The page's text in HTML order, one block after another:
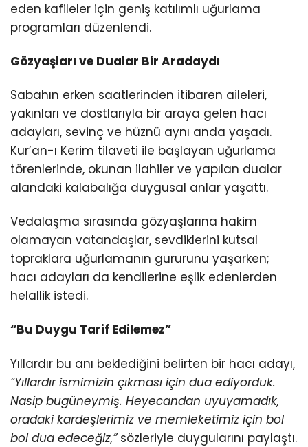
eden kafileler için geniş katılımlı uğurlama
programları düzenlendi.
Gözyaşları ve Dualar Bir Aradaydı
Sabahın erken saatlerinden itibaren aileleri,
yakınları ve dostlarıyla bir araya gelen hacı
adayları, sevinç ve hüznü aynı anda yaşadı.
Kur’an-ı Kerim tilaveti ile başlayan uğurlama
törenlerinde, okunan ilahiler ve yapılan dualar
alandaki kalabalığa duygusal anlar yaşattı.
Vedalaşma sırasında gözyaşlarına hakim
olamayan vatandaşlar, sevdiklerini kutsal
topraklara uğurlamanın gururunu yaşarken;
hacı adayları da kendilerine eşlik edenlerden
helallik istedi.
“Bu Duygu Tarif Edilemez”
Yıllardır bu anı beklediğini belirten bir hacı adayı,
“Yıllardır ismimizin çıkması için dua ediyorduk.
Nasip bugüneymiş. Heyecandan uyuyamadık,
oradaki kardeşlerimiz ve memleketimiz için bol
bol dua edeceğiz,”sözleriyle duygularını paylaştı.